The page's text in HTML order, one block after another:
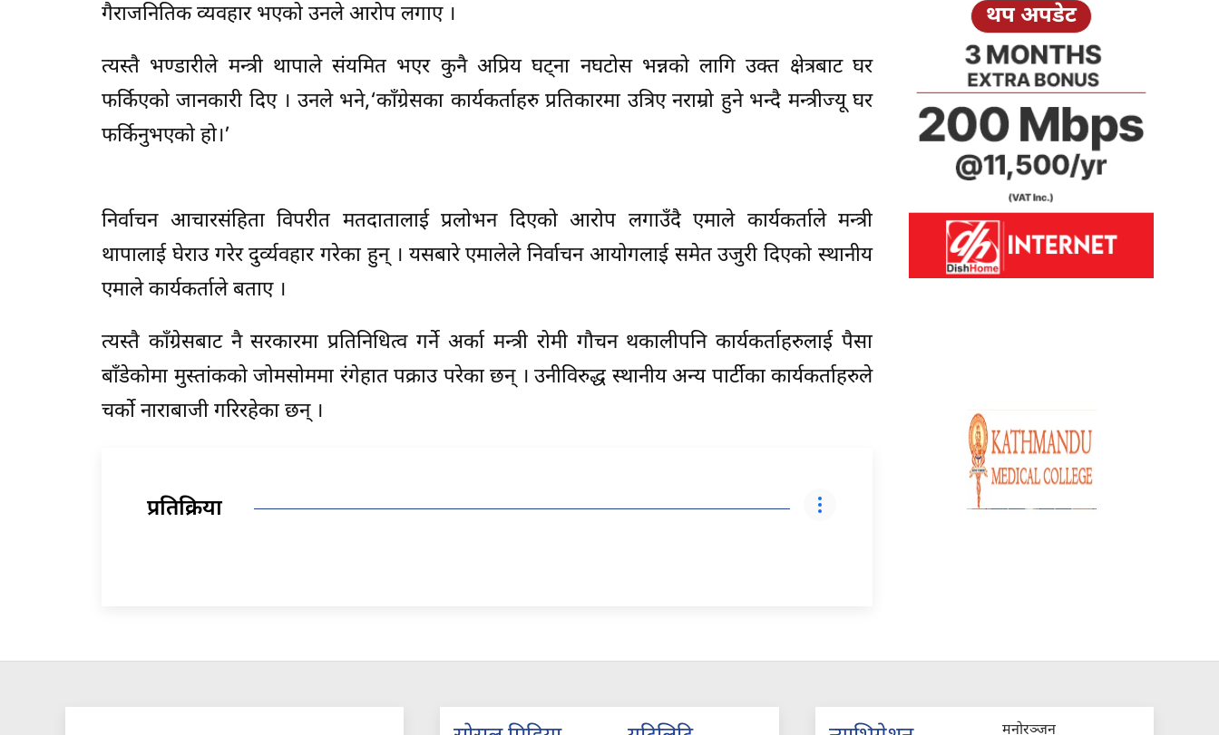
गैराजनितिक व्यवहार भएको उनले आरोप लगाए ।
त्यस्तै भण्डारीले मन्त्री थापाले संयमित भएर कुनै अप्रिय घट्ना नघटोस भन्नको लागि उक्त क्षेत्रबाट घर
फर्किएको जानकारी दिए । उनले भने,‘काँग्रेसका कार्यकर्ताहरु प्रतिकारमा उत्रिए नराम्रो हुने भन्दै मन्त्रीज्यू घर
फर्किनुभएको हो।’
निर्वाचन आचारसंहिता विपरीत मतदातालाई प्रलोभन दिएको आरोप लगाउँदै एमाले कार्यकर्ताले मन्त्री
थापालाई घेराउ गरेर दुर्व्यवहार गरेका हुन् । यसबारे एमालेले निर्वाचन आयोगलाई समेत उजुरी दिएको स्थानीय
एमाले कार्यकर्ताले बताए ।
त्यस्तै काँग्रेसबाट नै सरकारमा प्रतिनिधित्व गर्ने अर्का मन्त्री रोमी गौचन थकालीपनि कार्यकर्ताहरुलाई पैसा
बाँडेकोमा मुस्तांकको जोमसोममा रंगेहात पक्राउ परेका छन् । उनीविरुद्ध स्थानीय अन्य पार्टीका कार्यकर्ताहरुले
चर्को नाराबाजी गरिरहेका छन् ।
प्रतिक्रिया
थप अपडेट
मनोरञ्जन